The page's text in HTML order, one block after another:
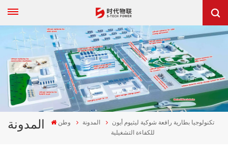
المدونة وطن المدونة
تكنولوجيا بطارية رافعة شوكية ليثيوم أيون
للكفاءة التشغيلية